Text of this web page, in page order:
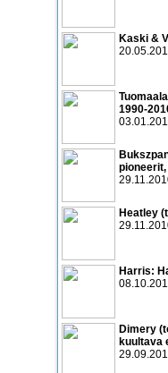
Kaski &
1990­-
Heatley
Harris:
Dimery
kuultava